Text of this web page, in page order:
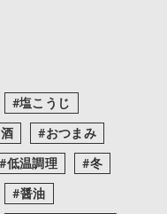
塩こうじ
おつまみ
低温調理
冬
醤油